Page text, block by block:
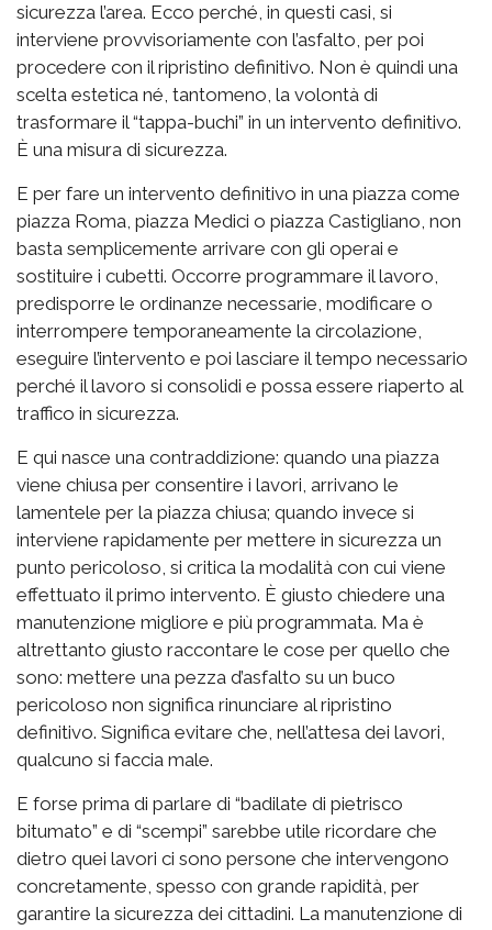
sicurezza l’area. Ecco perché, in questi casi, si
interviene provvisoriamente con l’asfalto, per poi
procedere con il ripristino definitivo. Non è quindi una
scelta estetica né, tantomeno, la volontà di
trasformare il “tappa-buchi” in un intervento definitivo.
È una misura di sicurezza.
E per fare un intervento definitivo in una piazza come
piazza Roma, piazza Medici o piazza Castigliano, non
basta semplicemente arrivare con gli operai e
sostituire i cubetti. Occorre programmare il lavoro,
predisporre le ordinanze necessarie, modificare o
interrompere temporaneamente la circolazione,
eseguire l’intervento e poi lasciare il tempo necessario
perché il lavoro si consolidi e possa essere riaperto al
traffico in sicurezza.
E qui nasce una contraddizione: quando una piazza
viene chiusa per consentire i lavori, arrivano le
lamentele per la piazza chiusa; quando invece si
interviene rapidamente per mettere in sicurezza un
punto pericoloso, si critica la modalità con cui viene
effettuato il primo intervento. È giusto chiedere una
manutenzione migliore e più programmata. Ma è
altrettanto giusto raccontare le cose per quello che
sono: mettere una pezza d’asfalto su un buco
pericoloso non significa rinunciare al ripristino
definitivo. Significa evitare che, nell’attesa dei lavori,
qualcuno si faccia male.
E forse prima di parlare di “badilate di pietrisco
bitumato” e di “scempi” sarebbe utile ricordare che
dietro quei lavori ci sono persone che intervengono
concretamente, spesso con grande rapidità, per
garantire la sicurezza dei cittadini. La manutenzione di